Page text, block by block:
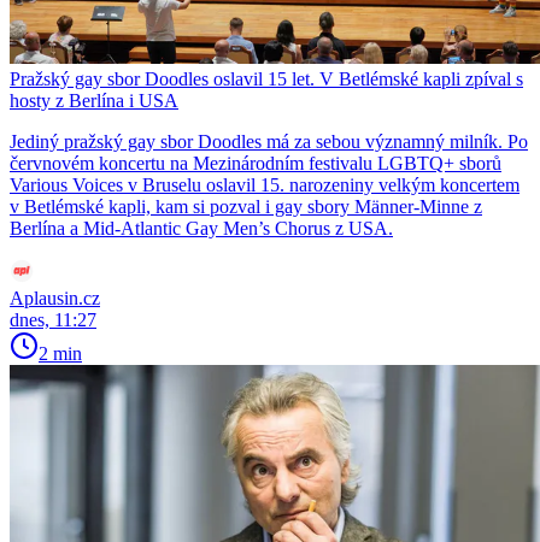
Pražský gay sbor Doodles oslavil 15 let. V Betlémské kapli zpíval s
hosty z Berlína i USA
Jediný pražský gay sbor Doodles má za sebou významný milník. Po
červnovém koncertu na Mezinárodním festivalu LGBTQ+ sborů
Various Voices v Bruselu oslavil 15. narozeniny velkým koncertem
v Betlémské kapli, kam si pozval i gay sbory Männer-Minne z
Berlína a Mid-Atlantic Gay Men’s Chorus z USA.
Aplausin.cz
dnes, 11:27
2 min